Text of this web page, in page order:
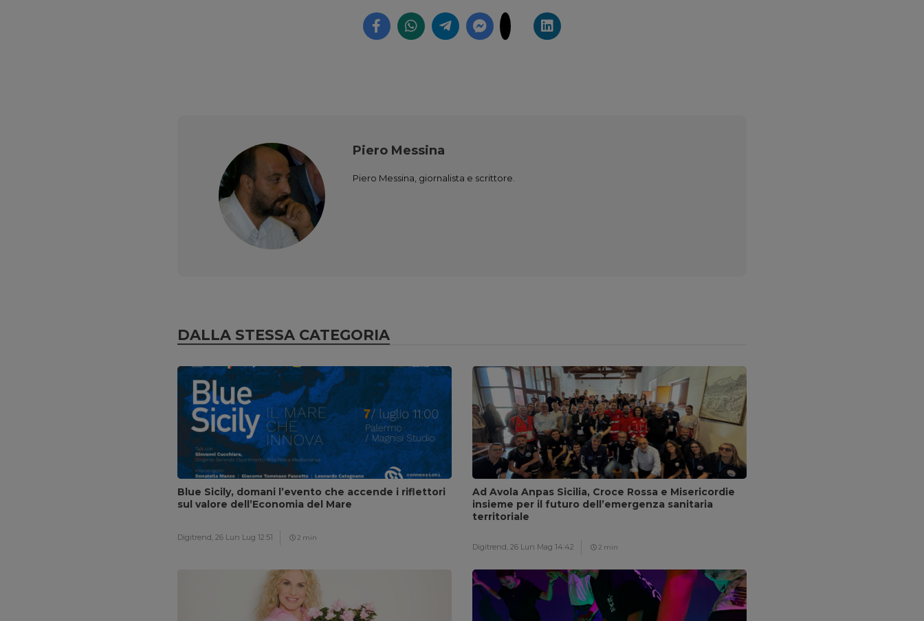
Piero Messina
Piero Messina, giornalista e scrittore.
DALLA STESSA CATEGORIA
Blue Sicily, domani l’evento che accende i riflettori
sul valore dell’Economia del Mare
Digitrend, 26 Lun Lug 12:51 2 min
Ad Avola Anpas Sicilia, Croce Rossa e Misericordie
insieme per il futuro dell’emergenza sanitaria
territoriale
Digitrend, 26 Lun Mag 14:42 2 min